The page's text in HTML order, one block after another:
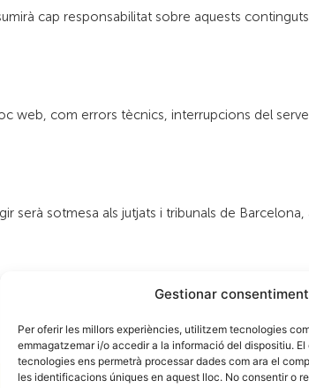
Gestionar consentiment
Per oferir les millors experiències, utilitzem tecnologies
emmagatzemar i/o accedir a la informació del dispositiu.
tecnologies ens permetrà processar dades com ara el
les identificacions úniques en aquest lloc. No consentir o
cap responsabilitat sobre aquests
web, com errors tècnics, interrupcions del
serà sotmesa als jutjats i tribunals de Barcelona,
Gremi de Flequers de la Província de